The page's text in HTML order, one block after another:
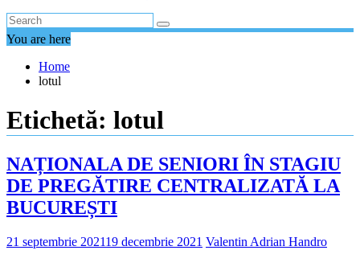
You are here
Home
lotul
Etichetă: lotul
NAȚIONALA DE SENIORI ÎN STAGIU
DE PREGĂTIRE CENTRALIZATĂ LA
BUCUREȘTI
21 septembrie 202119 decembrie 2021 Valentin Adrian Handro